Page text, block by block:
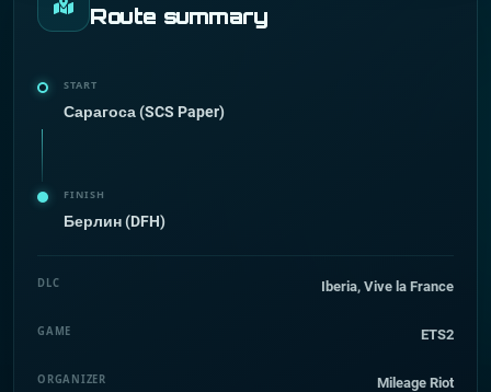
Route summary
START
Сарагоса (SCS Paper)
FINISH
Берлин (DFH)
DLC Iberia, Vive la France
GAME ETS2
ORGANIZER Mileage Riot